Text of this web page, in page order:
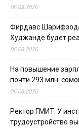
06.08.2026
Фирдавс
Худжанде будет
06.08.2026
На повышение
почти 293 млн.
06.08.2026
Ректор ГМИТ: У
трудоустройство